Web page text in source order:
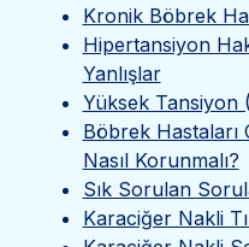
Kronik Böbrek
Hipertansiyon
Yanlışlar
Yüksek Tansiyon
Böbrek Hastaları
Nasıl Korunmalı?
Sık Sorulan
Karaciğer Nakli